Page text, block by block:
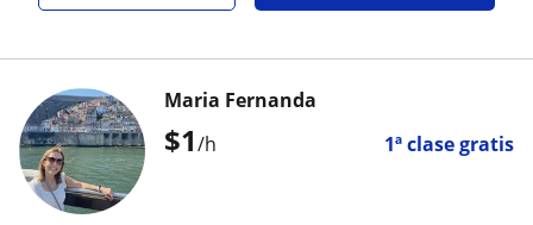
$1/h 1ª clase gratis
Maria Fernanda